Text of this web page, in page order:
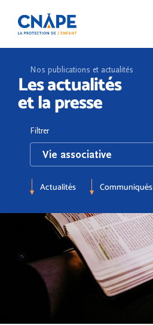
Nos publications et actualités
Les actualités
et la presse
Filtrer
Actualités Communiqués